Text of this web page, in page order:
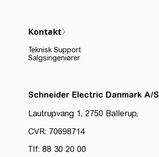
Kontakt
Teknisk Support
Salgsingeniører
Schneider Electric Danmark A/S
Lautrupvang 1, 2750 Ballerup,
CVR: 70698714
Tlf: 88 30 20 00